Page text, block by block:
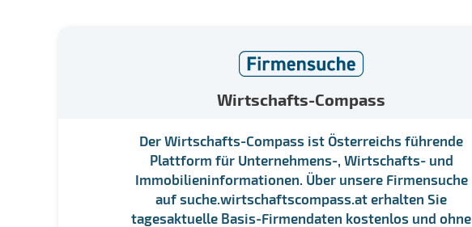
Wirtschafts-Compass
Der Wirtschafts-Compass ist Österreichs führende
Plattform für Unternehmens-, Wirtschafts- und
Immobilieninformationen. Über unsere Firmensuche
auf suche.wirtschaftscompass.at erhalten Sie
tagesaktuelle Basis-Firmendaten kostenlos und ohne